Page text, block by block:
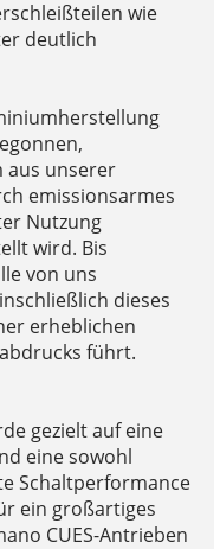
wie
deutlich
aus unserer
emissionsarmes
Nutzung
wird. Bis
von uns
dieses
erheblichen
führt.
gezielt auf eine
eine sowohl
Schaltperformance
ein großartiges
CUES-Antrieben